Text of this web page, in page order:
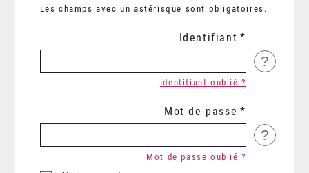
Les champs avec un astérisque sont obligatoires.
Identifiant
?
Identifiant oublié ?
Mot de passe
?
Mot de passe oublié ?